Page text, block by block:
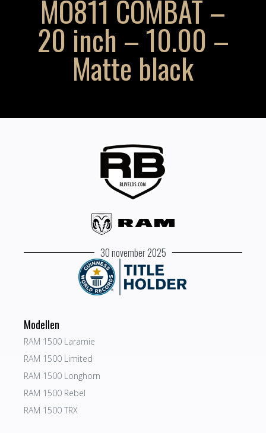
MO811 COMBAT –
20 inch – 10.00 –
Matte black
30 november 2025
Modellen
RAM 1500 Laramie
RAM 1500 Limited
RAM 1500 Longhorn
RAM 1500 Rebel
RAM 1500 TRX